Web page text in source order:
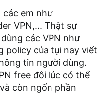
các em như
VPN,... Thật sự
các VPN như
policy của tụi nay viết
tin người dùng.
free đôi lúc có thể
còn ngốn phần